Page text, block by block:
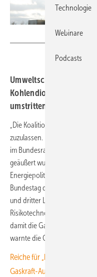
Umweltschützer
umstrittene Nutzung
„Die Koalitionsfraktionen
zuzulassen. Damit ignorieren
im Bundesrat und den mit
geäußert wurden“, warnte
Energiepolitik Sophia van
Bundestag den Entwurf des
und dritter Lesung
Risikotechnologie gegen alle
damit die Gasindustrie ihr
warnte die Greenpeace-
Reiche für „kosteneffiziente“
Gaskraft-Ausschreibung sofort
Technologie
Webinare
Podcasts